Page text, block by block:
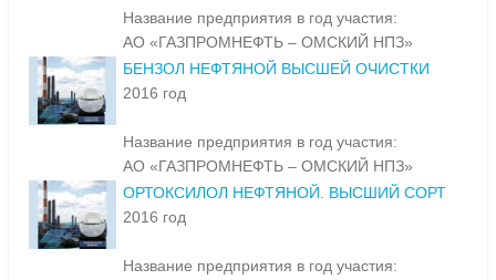
Название предприятия в год участия:
АО «ГАЗПРОМНЕФТЬ – ОМСКИЙ НПЗ»
БЕНЗОЛ НЕФТЯНОЙ ВЫСШЕЙ ОЧИСТКИ
2016 год
Название предприятия в год участия:
АО «ГАЗПРОМНЕФТЬ – ОМСКИЙ НПЗ»
ОРТОКСИЛОЛ НЕФТЯНОЙ. ВЫСШИЙ СОРТ
2016 год
Название предприятия в год участия: